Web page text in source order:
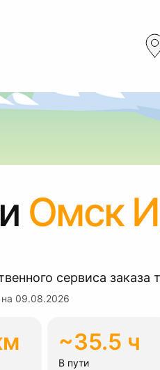
Омск
сервиса заказа
09.08.2026
~35.5 ч
В пути